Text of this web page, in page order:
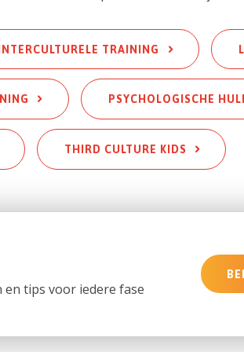
TRAINING L
PSYCHOLOGISCHE
THIRD CULTURE KIDS
tips voor iedere fase